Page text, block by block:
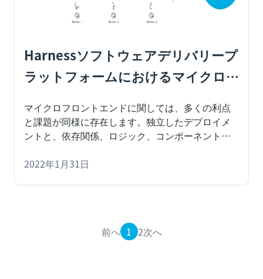
Harnessソフトウェアデリバリープ
ラットフォームにおけるマイクロ
マイクロフロントエンドに関しては、多くの利点
と課題が同様に存在します。独立したデプロイメ
ントと、依存関係、ロジック、コンポーネントな
い。
2022年1月31日
前へ 1 2次へ